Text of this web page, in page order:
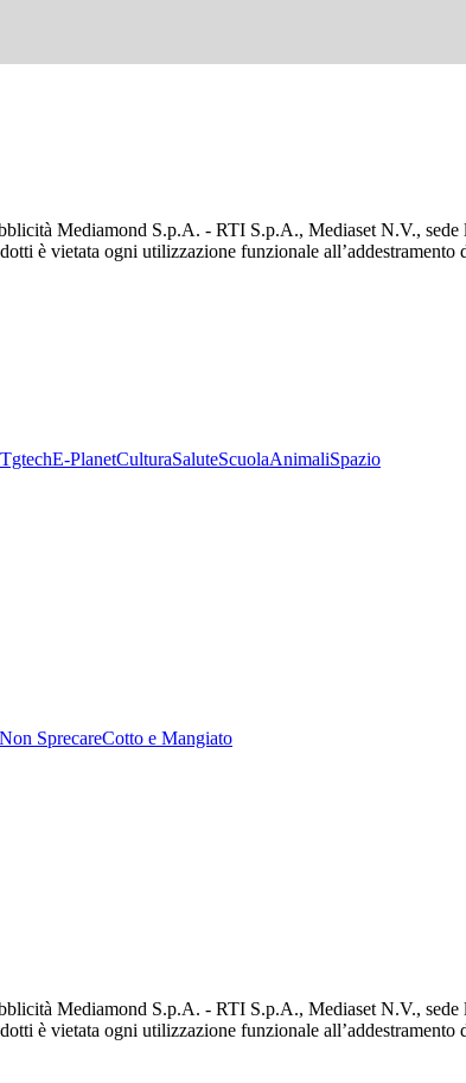
Mediamond S.p.A. - RTI S.p.A., Mediaset N.V., sede
è vietata ogni utilizzazione funzionale all’addestramento
TgtechE-PlanetCulturaSaluteScuolaAnimaliSpazio
Non SprecareCotto e Mangiato
Mediamond S.p.A. - RTI S.p.A., Mediaset N.V., sede
è vietata ogni utilizzazione funzionale all’addestramento